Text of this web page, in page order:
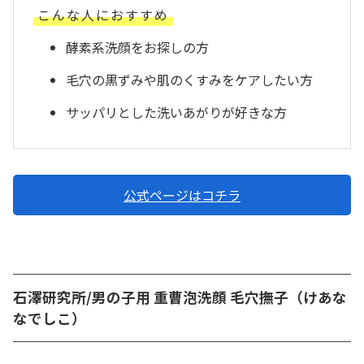
こんな人におすすめ
酵素系洗顔をお探しの方
毛穴の黒ずみや肌のくすみをケアしたい方
サッパリとした洗いあがりが好きな方
公式ページはコチラ
石澤研究所/男の子用 重曹泡洗顔 毛穴撫子（けあな
なでしこ）